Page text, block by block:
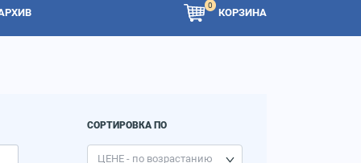
0
КОРЗИНА
СОРТИРОВКА ПО